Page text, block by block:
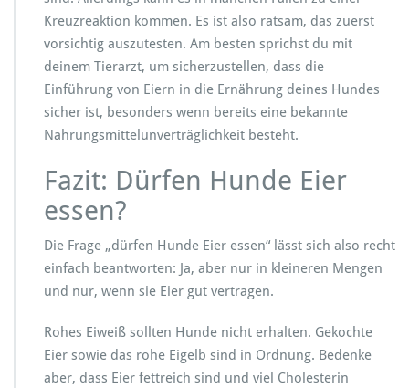
Kreuzreaktion kommen. Es ist also ratsam, das zuerst
vorsichtig auszutesten. Am besten sprichst du mit
deinem Tierarzt, um sicherzustellen, dass die
Einführung von Eiern in die Ernährung deines Hundes
sicher ist, besonders wenn bereits eine bekannte
Nahrungsmittelunverträglichkeit besteht.
Fazit: Dürfen Hunde Eier
essen?
Die Frage „dürfen Hunde Eier essen“ lässt sich also recht
einfach beantworten: Ja, aber nur in kleineren Mengen
und nur, wenn sie Eier gut vertragen.
Rohes Eiweiß sollten Hunde nicht erhalten. Gekochte
Eier sowie das rohe Eigelb sind in Ordnung. Bedenke
aber, dass Eier fettreich sind und viel Cholesterin